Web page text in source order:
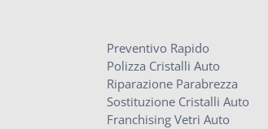
Preventivo Rapido
Polizza Cristalli Auto
Riparazione Parabrezza
Sostituzione Cristalli Auto
Franchising Vetri Auto